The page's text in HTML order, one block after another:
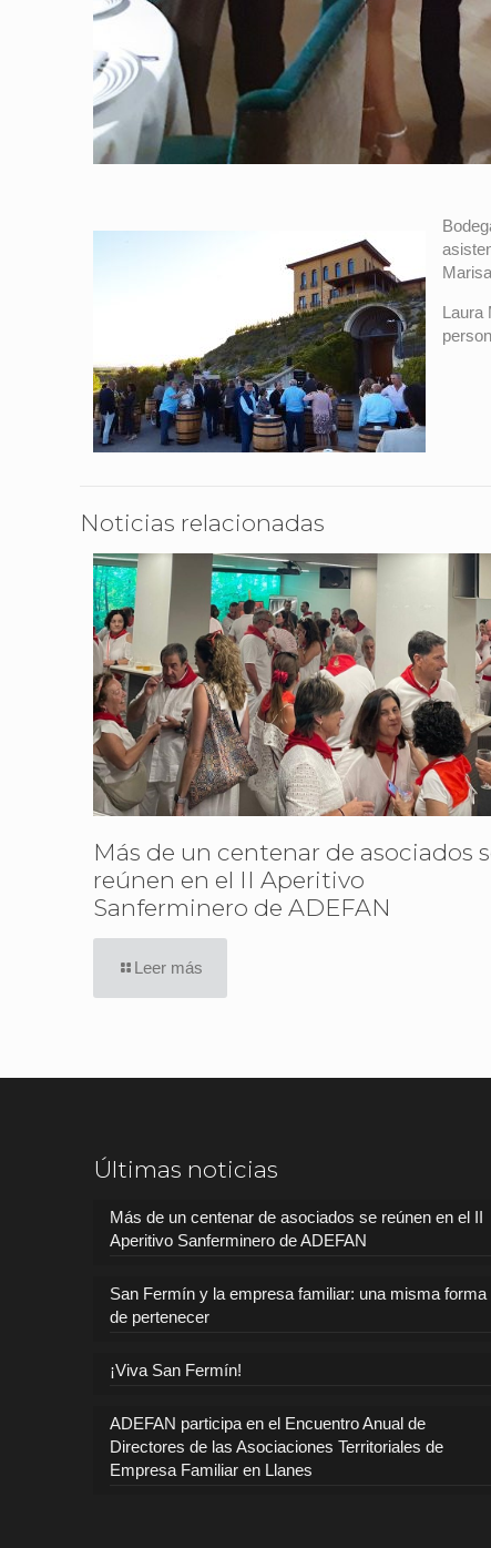
Laura
Noticias relacionadas
Más de un centenar de asociados
reúnen en el II Aperitivo
Sanferminero de ADEFAN
Leer más
Últimas noticias
Más de un centenar de asociados se reúnen en el II
Aperitivo Sanferminero de ADEFAN
San Fermín y la empresa familiar: una misma forma
de pertenecer
¡Viva San Fermín!
ADEFAN participa en el Encuentro Anual de
Directores de las Asociaciones Territoriales de
Empresa Familiar en Llanes